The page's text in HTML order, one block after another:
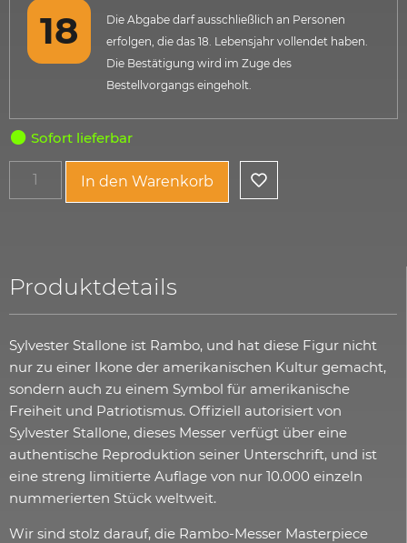
Die Abgabe darf ausschließlich an Personen
erfolgen, die das 18. Lebensjahr vollendet haben.
Die Bestätigung wird im Zuge des
Bestellvorgangs eingeholt.
Sofort lieferbar
In den Warenkorb
Produktdetails
Sylvester Stallone ist Rambo, und hat diese Figur nicht
nur zu einer Ikone der amerikanischen Kultur gemacht,
sondern auch zu einem Symbol für amerikanische
Freiheit und Patriotismus. Offiziell autorisiert von
Sylvester Stallone, dieses Messer verfügt über eine
authentische Reproduktion seiner Unterschrift, und ist
eine streng limitierte Auflage von nur 10.000 einzeln
nummerierten Stück weltweit.
Wir sind stolz darauf, die Rambo-Messer Masterpiece